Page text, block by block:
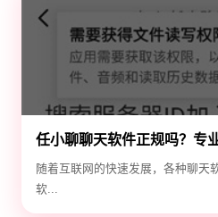
任小聊聊天软件正规吗？专
选！
随着互联网的快速发展，各种聊天
软...